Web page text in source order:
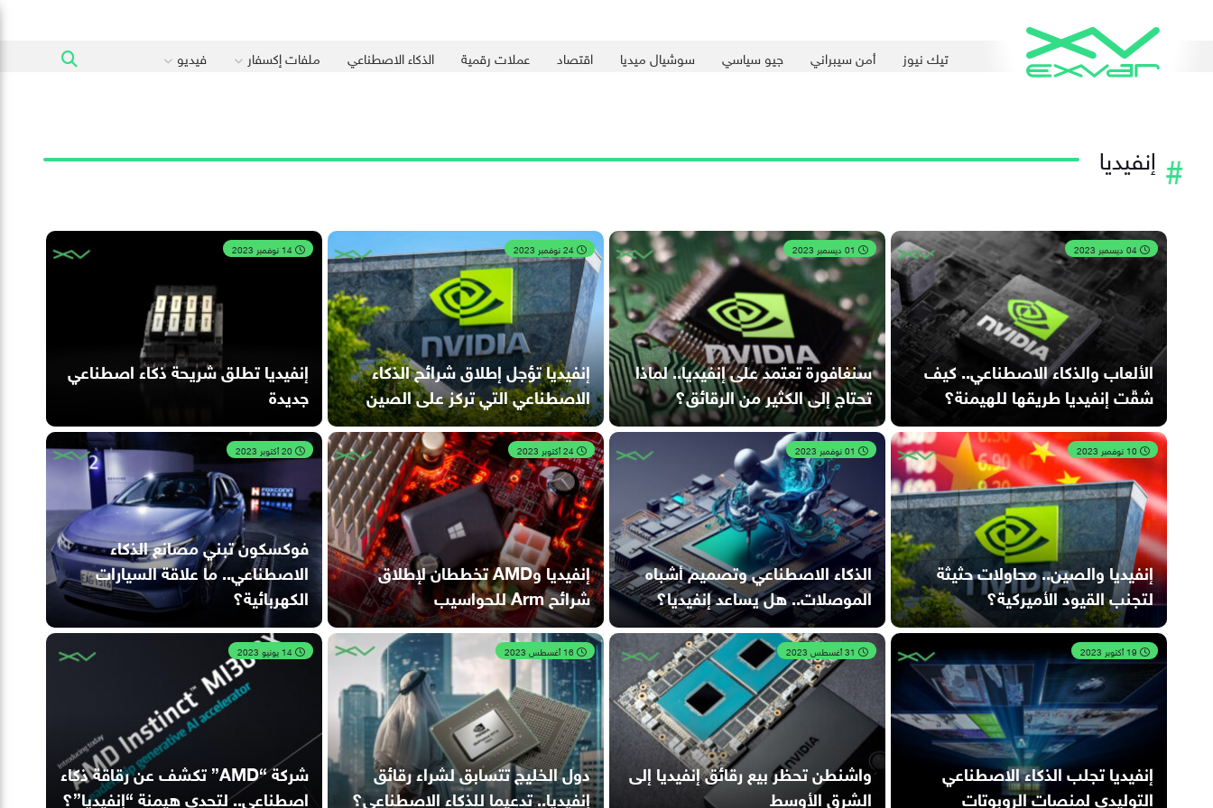
تيك نيوز أمن سيبراني جيو سياسي سوشيال ميديا اقتصاد عملات رقمية الذكاء الاصطناعي ملفات إكسفار فيديو
إنفيديا
الألعاب والذكاء الاصطناعي.. كيف
شقّت إنفيديا طريقها للهيمنة؟
سنغافورة تعتمد على إنفيديا.. لماذا
تحتاج إلى الكثير من الرقائق؟
إنفيديا تؤجل إطلاق شرائح الذكاء
الاصطناعي التي تركز على الصين
إنفيديا تطلق شريحة ذكاء اصطناعي
جديدة
إنفيديا والصين.. محاولات حثيثة
لتجنب القيود الأميركية؟
الذكاء الاصطناعي وتصميم أشباه
الموصلات.. هل يساعد إنفيديا؟
إنفيديا وAMD تخططان لإطلاق
شرائح Arm للحواسيب
فوكسكون تبني مصانع الذكاء
الاصطناعي.. ما علاقة السيارات
الكهربائية؟
إنفيديا تجلب الذكاء الاصطناعي
التوليدي لمنصات الروبوتات
واشنطن تحظر بيع رقائق إنفيديا إلى
الشرق الأوسط
دول الخليج تتسابق لشراء رقائق
إنفيديا.. تدعيما للذكاء الاصطناعي؟
شركة “AMD” تكشف عن رقاقة ذكاء
اصطناعي.. لتحدي هيمنة “إنفيديا”؟